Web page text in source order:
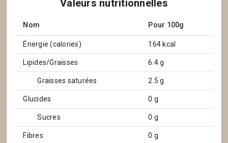
Valeurs nutritionnelles
Nom Pour 100g
Énergie (calories) 164 kcal
Lipides/Graisses 6.4 g
Graisses saturées 2.5 g
Glucides 0 g
Sucres 0 g
Fibres 0 g